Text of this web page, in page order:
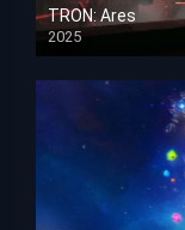
TRON: Ares
2025
HD 1080p